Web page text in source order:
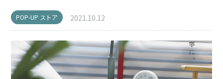
POP-UP ストア 2021.10.12